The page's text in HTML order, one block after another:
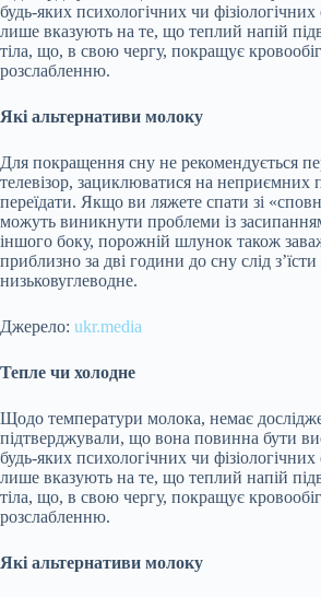
будь-яких психологічних чи
лише вказують на те, що теплий напій
тіла, що, в свою чергу, покращує
розслабленню.
Які альтернативи молоку
Для покращення сну не рекомендується
телевізор, зациклюватися на неприємних
переїдати. Якщо ви ляжете спати зі
можуть виникнути проблеми із
іншого боку, порожній шлунок також
приблизно за дві години до сну слід
низьковуглеводне.
Джерело: ukr.media
Тепле чи холодне
Щодо температури молока, немає
підтверджували, що вона повинна бути
будь-яких психологічних чи
лише вказують на те, що теплий напій
тіла, що, в свою чергу, покращує
розслабленню.
Які альтернативи молоку